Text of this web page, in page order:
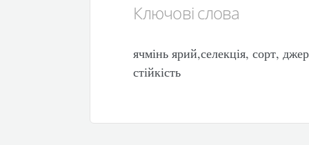
Ключові слова
ячмінь ярий,селекція, сорт,
стійкість